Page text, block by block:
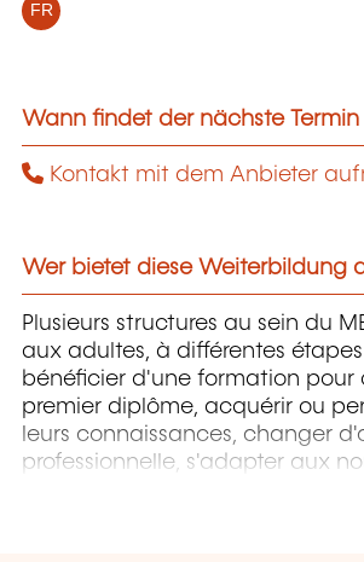
FR
Wann findet der nächste
Kontakt mit dem Anbieter
Wer bietet diese Weiterbildung
Plusieurs structures au sein du
aux adultes, à différentes
bénéficier d'une formation pour
premier diplôme, acquérir ou
leurs connaissances, changer
professionnelle, s'adapter aux
technologies, enrichir leur